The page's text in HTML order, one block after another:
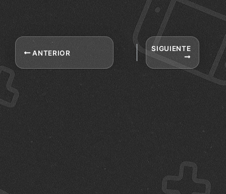
ANTERIOR
SIGUIENTE